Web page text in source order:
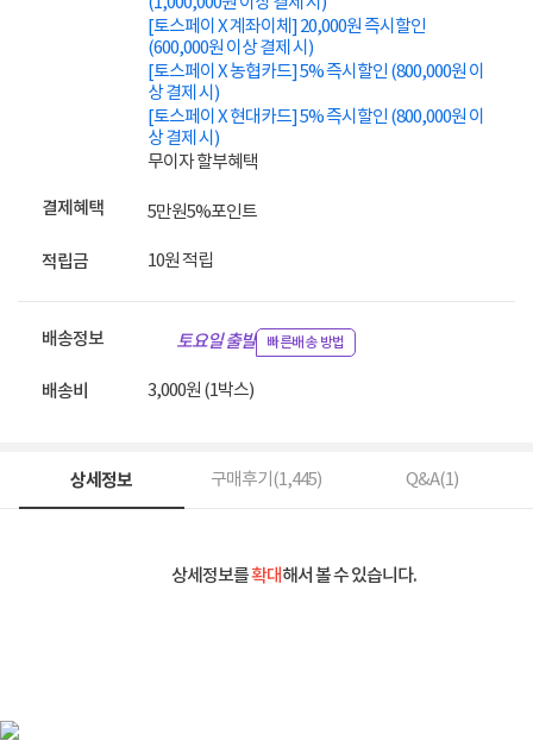
[토스페이 X 계좌이체] 20,000원 즉시할인
(600,000원 이상 결제 시)
[토스페이 X 농협카드] 5% 즉시할인 (800,000원 이
상 결제 시)
[토스페이 X 현대카드] 5% 즉시할인 (800,000원 이
상 결제 시)
무이자 할부혜택
결제혜택 5만원5%포인트
적립금 10원 적립
배송정보 토요일 출발 빠른배송 방법
배송비 3,000원 (1박스)
상세정보 구매후기(1,445) Q&A(1)
상세정보를확대해서 볼 수 있습니다.